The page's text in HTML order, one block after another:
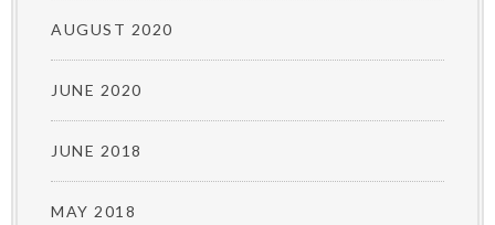
AUGUST 2020
JUNE 2020
JUNE 2018
MAY 2018